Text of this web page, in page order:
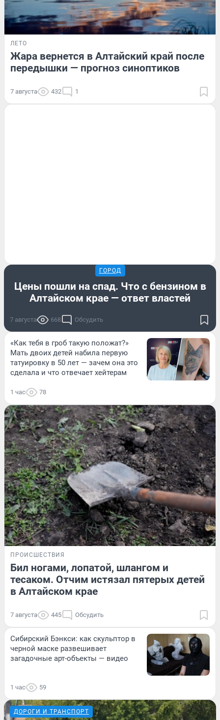
ЛЕТО
Жара вернется в Алтайский край после
передышки — прогноз синоптиков
7 августа 432 1
ГОРОД
Цены пошли на спад. Что с бензином в
Алтайском крае — ответ властей
7 августа 668 Обсудить
«Как тебя в гроб такую положат?»
Мать двоих детей набила первую
татуировку в 50 лет — зачем она это
сделала и что отвечает хейтерам
1 час 78
ПРОИСШЕСТВИЯ
Бил ногами, лопатой, шлангом и
тесаком. Отчим истязал пятерых детей
в Алтайском крае
7 августа 445 Обсудить
Сибирский Бэнкси: как скульптор в
черной маске развешивает
загадочные арт-объекты — видео
1 час 59
ДОРОГИ И ТРАНСПОРТ